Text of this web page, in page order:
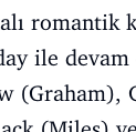
romantik
ile devam
(Graham),